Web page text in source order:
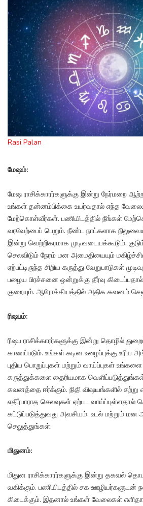
Rasi Palan
மேஷம்:
மேஷ ராசிக்காரர்களுக்கு இன்று நேர்மறை
உங்கள் தன்னம்பிக்கை உயர்வதால் எந்த
மேற்கொள்வீர்கள். பணியிடத்தில் நீங்கள்
வரவேற்பைப் பெறும். நீண்ட நாட்களாக
இன்று வெற்றிகரமாக முடிவடையக்கூடும்.
செலவிடும் நேரம் மன அமைதியையும்
ஏற்பட்டிருந்த சிறிய கருத்து வேறுபாடுகள்
பழைய பிரச்சனை ஒன்றுக்கு தீர்வு
குறையும். ஆரோக்கியத்தில் அதிக கவனம்
ரிஷபம்:
ரிஷப ராசிக்காரர்களுக்கு இன்று தொழில்
காணப்படும். உங்கள் கடின உழைப்புக்கு உரிய
புதிய பொறுப்புகள் மற்றும் வாய்ப்புகள்
கருத்துக்களை தைரியமாக
கவனத்தை ஈர்க்கும். நிதி விஷயங்களில்
எதிர்பாராத செலவுகள் ஏற்பட
கட்டுப்படுத்துவது அவசியம். உடல் மற்றும்
செலுத்துங்கள்.
மிதுனம்:
மிதுன ராசிக்காரர்களுக்கு இன்று தகவல்
வகிக்கும். பணியிடத்தில் சக ஊழியர்களுடன்
கிடைக்கும். இதனால் உங்கள் வேலைகள்